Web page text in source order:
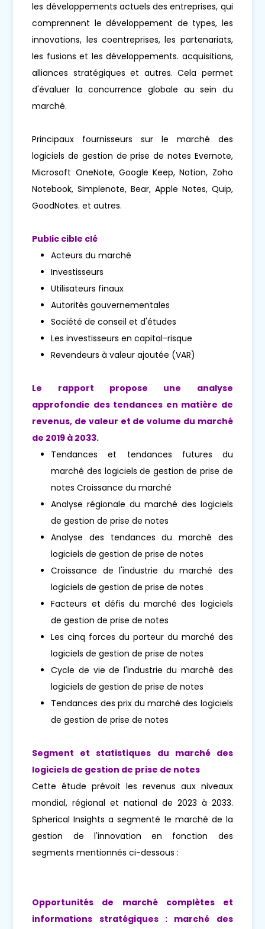
les développements actuels des entreprises, qui
comprennent le développement de types, les
innovations, les coentreprises, les partenariats,
les fusions et les développements. acquisitions,
alliances stratégiques et autres. Cela permet
d'évaluer la concurrence globale au sein du
marché.
Principaux fournisseurs sur le marché des
logiciels de gestion de prise de notes Evernote,
Microsoft OneNote, Google Keep, Notion, Zoho
Notebook, Simplenote, Bear, Apple Notes, Quip,
GoodNotes. et autres.
Public cible clé
Acteurs du marché
Investisseurs
Utilisateurs finaux
Autorités gouvernementales
Société de conseil et d'études
Les investisseurs en capital-risque
Revendeurs à valeur ajoutée (VAR)
Le rapport propose une analyse
approfondie des tendances en matière de
revenus, de valeur et de volume du marché
de 2019 à 2033.
Tendances et tendances futures du
marché des logiciels de gestion de prise de
notes Croissance du marché
Analyse régionale du marché des logiciels
de gestion de prise de notes
Analyse des tendances du marché des
logiciels de gestion de prise de notes
Croissance de l'industrie du marché des
logiciels de gestion de prise de notes
Facteurs et défis du marché des logiciels
de gestion de prise de notes
Les cinq forces du porteur du marché des
logiciels de gestion de prise de notes
Cycle de vie de l'industrie du marché des
logiciels de gestion de prise de notes
Tendances des prix du marché des logiciels
de gestion de prise de notes
Segment et statistiques du marché des
logiciels de gestion de prise de notes
Cette étude prévoit les revenus aux niveaux
mondial, régional et national de 2023 à 2033.
Spherical Insights a segmenté le marché de la
gestion de l'innovation en fonction des
segments mentionnés ci-dessous :
Opportunités de marché complètes et
informations stratégiques : marché des